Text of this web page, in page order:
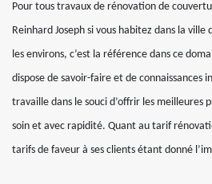
Pour tous travaux de rénovation de
Reinhard Joseph si vous habitez dans la ville
les environs, c’est la référence dans ce
dispose de savoir-faire et de connaissances
travaille dans le souci d’offrir les meilleures
soin et avec rapidité. Quant au tarif
tarifs de faveur à ses clients étant donné